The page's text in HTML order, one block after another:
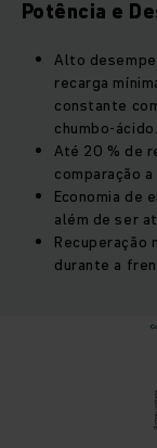
Potência e
Alto
recarga
constante
chumbo-ácido.
Até 20 % de
comparação
Economia de
além de ser
Recuperação
durante a